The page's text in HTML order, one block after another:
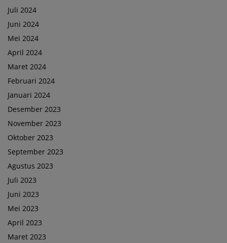
Juli 2024
Juni 2024
Mei 2024
April 2024
Maret 2024
Februari 2024
Januari 2024
Desember 2023
November 2023
Oktober 2023
September 2023
Agustus 2023
Juli 2023
Juni 2023
Mei 2023
April 2023
Maret 2023